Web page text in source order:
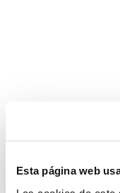
Esta página web